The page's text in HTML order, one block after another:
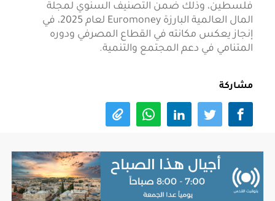
فلسطين، وذلك ضمن التصنيف السنوي لمجلة
المال العالمية البارزة Euromoney لعام 2025، في
إنجاز يعكس مكانته في القطاع المصرفي ودوره
المتنامي في دعم المجتمع والتنمية.
مشاركة